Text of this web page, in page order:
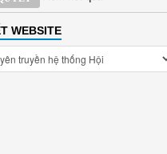
WEBSITE